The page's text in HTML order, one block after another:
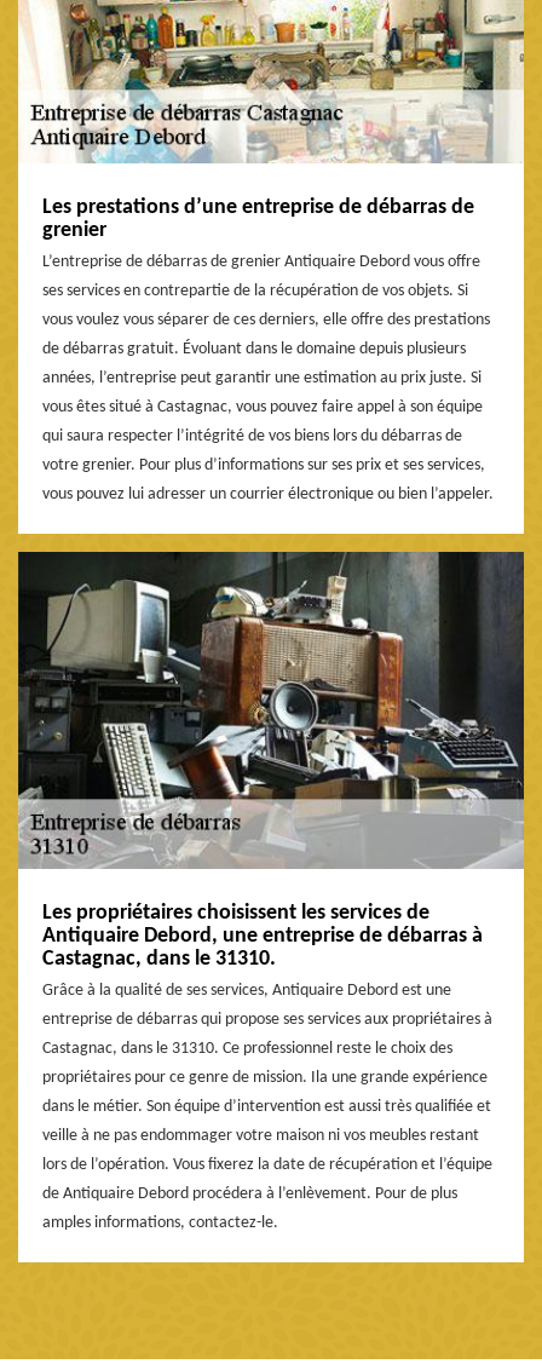
Les prestations d’une entreprise de débarras de
grenier
L’entreprise de débarras de grenier Antiquaire Debord vous offre
ses services en contrepartie de la récupération de vos objets. Si
vous voulez vous séparer de ces derniers, elle offre des prestations
de débarras gratuit. Évoluant dans le domaine depuis plusieurs
années, l’entreprise peut garantir une estimation au prix juste. Si
vous êtes situé à Castagnac, vous pouvez faire appel à son équipe
qui saura respecter l’intégrité de vos biens lors du débarras de
votre grenier. Pour plus d’informations sur ses prix et ses services,
vous pouvez lui adresser un courrier électronique ou bien l’appeler.
Les propriétaires choisissent les services de
Antiquaire Debord, une entreprise de débarras à
Castagnac, dans le 31310.
Grâce à la qualité de ses services, Antiquaire Debord est une
entreprise de débarras qui propose ses services aux propriétaires à
Castagnac, dans le 31310. Ce professionnel reste le choix des
propriétaires pour ce genre de mission. Ila une grande expérience
dans le métier. Son équipe d’intervention est aussi très qualifiée et
veille à ne pas endommager votre maison ni vos meubles restant
lors de l’opération. Vous fixerez la date de récupération et l’équipe
de Antiquaire Debord procédera à l’enlèvement. Pour de plus
amples informations, contactez-le.